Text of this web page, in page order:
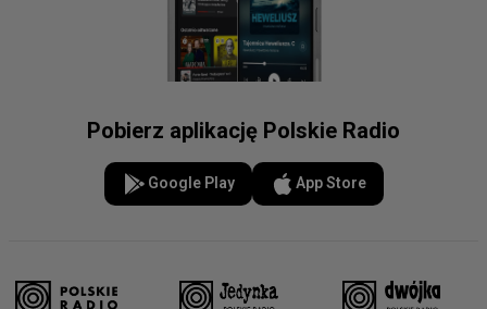
Pobierz aplikację Polskie Radio
Google Play App Store